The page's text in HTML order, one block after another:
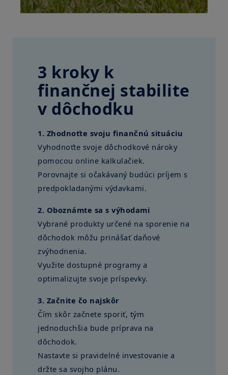
3 kroky k
finančnej stabilite
v dôchodku
1. Zhodnoťte svoju finančnú situáciu
Vyhodnoťte svoje dôchodkové nároky
pomocou online kalkulačiek.
Porovnajte si očakávaný budúci príjem s
predpokladanými výdavkami.
2. Oboznámte sa s výhodami
Vybrané produkty určené na sporenie na
dôchodok môžu prinášať daňové
zvýhodnenia.
Využite dostupné programy a
optimalizujte svoje príspevky.
3. Začnite čo najskôr
Čím skôr začnete sporiť, tým
jednoduchšia bude príprava na
dôchodok.
Nastavte si pravidelné investovanie a
držte sa svojho plánu.